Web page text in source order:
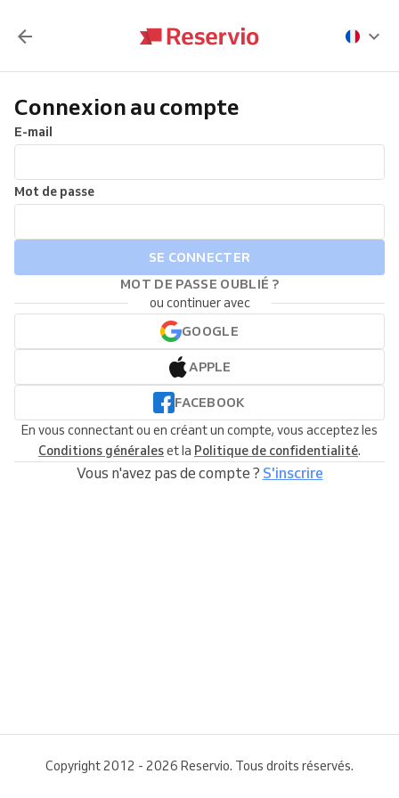
Connexion au compte
E-mail
Mot de passe
SE CONNECTER
MOT DE PASSE OUBLIÉ ?
ou continuer avec
GOOGLE
APPLE
FACEBOOK
En vous connectant ou en créant un compte, vous acceptez les
Conditions généraleset la Politique de confidentialité.
Vous n'avez pas de compte ? S'inscrire
Copyright 2012 - 2026 Reservio. Tous droits réservés.